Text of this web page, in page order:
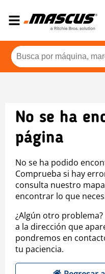
No se ha
página
No se ha podido
Comprueba si hay
consulta nuestro
encontrar lo que
¿Algún otro
a la dirección que
pondremos en
tu paciencia.